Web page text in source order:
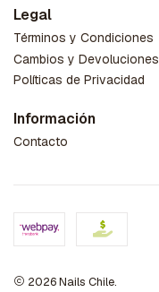
Legal
Términos y Condiciones
Cambios y Devoluciones
Políticas de Privacidad
Información
Contacto
2026 Nails Chile.